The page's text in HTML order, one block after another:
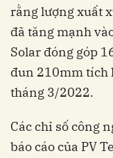
rằng lượng xuất
đã tăng mạnh
Solar đóng góp
đun 210mm tích
tháng 3/2022.
Các chỉ số công
báo cáo của PV